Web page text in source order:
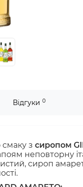
Відгуки 0
смаку з сиропом
неповторну
сироп